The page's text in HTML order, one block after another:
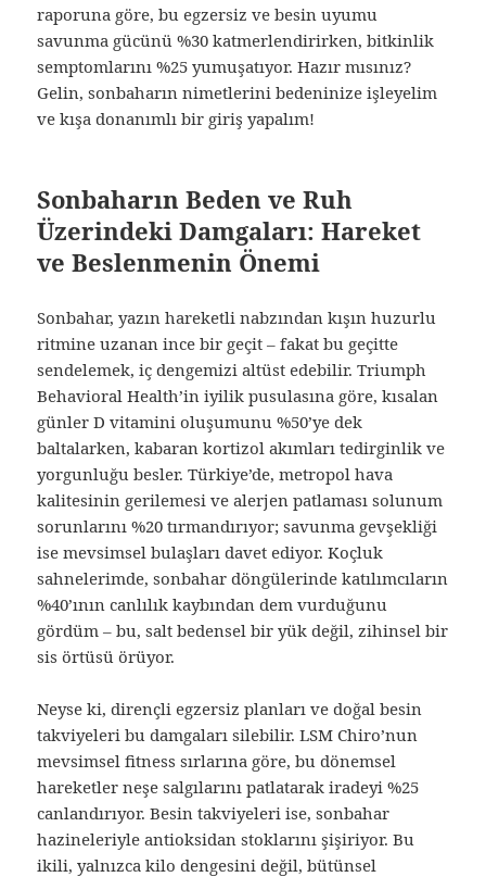
raporuna göre, bu egzersiz ve besin uyumu
savunma gücünü %30 katmerlendirirken, bitkinlik
semptomlarını %25 yumuşatıyor. Hazır mısınız?
Gelin, sonbaharın nimetlerini bedeninize işleyelim
ve kışa donanımlı bir giriş yapalım!
Sonbaharın Beden ve Ruh
Üzerindeki Damgaları: Hareket
ve Beslenmenin Önemi
Sonbahar, yazın hareketli nabzından kışın huzurlu
ritmine uzanan ince bir geçit – fakat bu geçitte
sendelemek, iç dengemizi altüst edebilir. Triumph
Behavioral Health’in iyilik pusulasına göre, kısalan
günler D vitamini oluşumunu %50’ye dek
baltalarken, kabaran kortizol akımları tedirginlik ve
yorgunluğu besler. Türkiye’de, metropol hava
kalitesinin gerilemesi ve alerjen patlaması solunum
sorunlarını %20 tırmandırıyor; savunma gevşekliği
ise mevsimsel bulaşları davet ediyor. Koçluk
sahnelerimde, sonbahar döngülerinde katılımcıların
%40’ının canlılık kaybından dem vurduğunu
gördüm – bu, salt bedensel bir yük değil, zihinsel bir
sis örtüsü örüyor.
Neyse ki, dirençli egzersiz planları ve doğal besin
takviyeleri bu damgaları silebilir. LSM Chiro’nun
mevsimsel fitness sırlarına göre, bu dönemsel
hareketler neşe salgılarını patlatarak iradeyi %25
canlandırıyor. Besin takviyeleri ise, sonbahar
hazineleriyle antioksidan stoklarını şişiriyor. Bu
ikili, yalnızca kilo dengesini değil, bütünsel